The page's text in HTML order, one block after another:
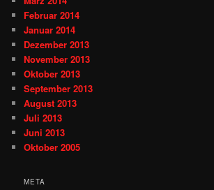
Februar 2014
Januar 2014
Dezember 2013
November 2013
Oktober 2013
September 2013
August 2013
Juli 2013
Juni 2013
Oktober 2005
META